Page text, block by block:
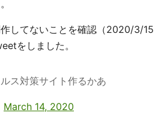
してないことを確認（2020/3/15
をしました。
ス対策サイト作るかあ
March 14, 2020